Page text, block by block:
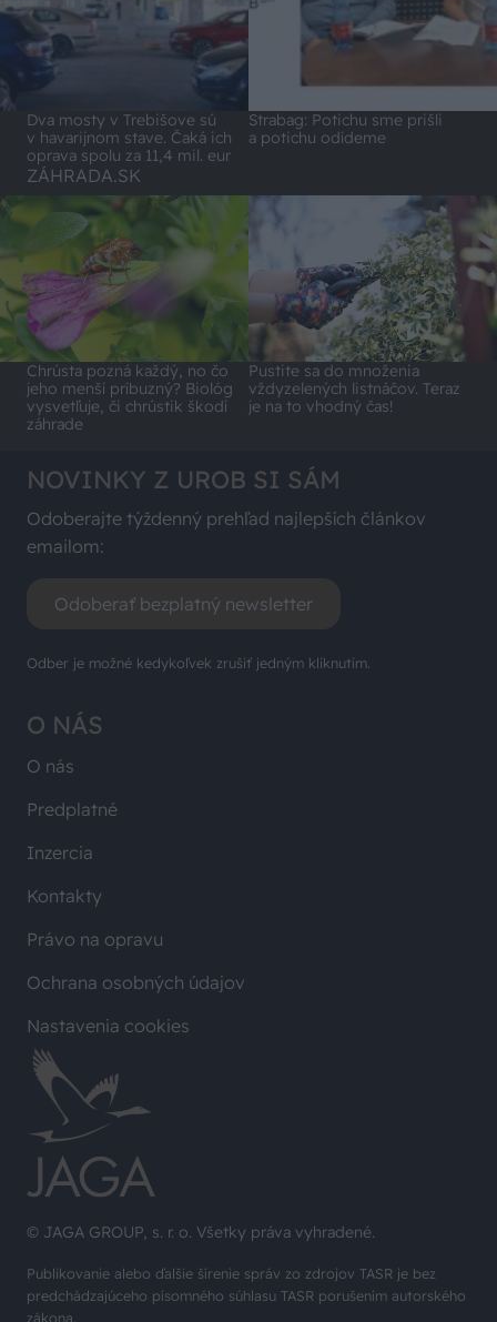
Dva mosty v Trebišove sú
v havarijnom stave. Čaká ich
oprava spolu za 11,4 mil. eur
Strabag: Potichu sme prišli
a potichu odídeme
ZÁHRADA.SK
Chrústa pozná každý, no čo
jeho menší príbuzný? Biológ
vysvetľuje, či chrústik škodí
záhrade
Pustite sa do množenia
vždyzelených listnáčov. Teraz
je na to vhodný čas!
© JAGA GROUP, s. r. o. Všetky práva vyhradené.
Publikovanie alebo ďalšie šírenie správ zo zdrojov TASR je bez
predchádzajúceho písomného súhlasu TASR porušením autorského
zákona.
O NÁS
O nás
Predplatné
Inzercia
Kontakty
Právo na opravu
Ochrana osobných údajov
Nastavenia cookies
NOVINKY Z UROB SI SÁM
Odoberajte týždenný prehľad najlepších článkov
emailom:
Odoberať bezplatný newsletter
Odber je možné kedykoľvek zrušiť jedným kliknutím.